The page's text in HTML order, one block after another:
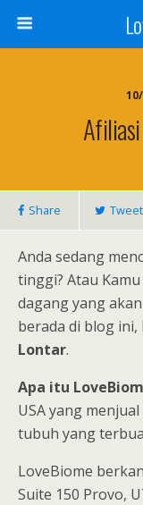
Share Tweet
Anda sedang
tinggi? Atau
dagang yang
berada di blog ini,
Lontar.
Apa itu
USA yang
tubuh yang
LoveBiome
Suite 150 Provo,